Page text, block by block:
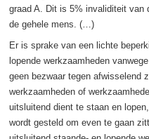
graad A. Dit is 5% invaliditeit van
de gehele mens. (…)
Er is sprake van een lichte
lopende werkzaamheden
geen bezwaar tegen afwisselend
werkzaamheden of
uitsluitend dient te staan en
wordt gesteld om even te gaan